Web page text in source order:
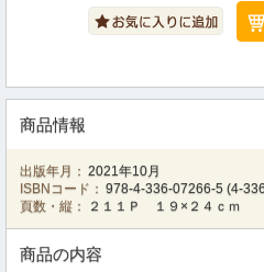
商品情報
出版年月： 2021年10月
ISBNコード： 978-4-336-07266-5 (4-
頁数・縦：
２１１Ｐ １９×２４ｃｍ
商品の内容